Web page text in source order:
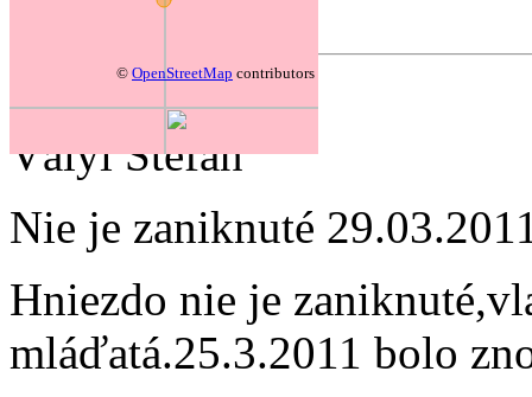
© OpenStreetMap contributors
autor:
Vályi Štefan
Nie je zaniknuté
Hniezdo nie je
mláďatá.25.3.2011 bolo